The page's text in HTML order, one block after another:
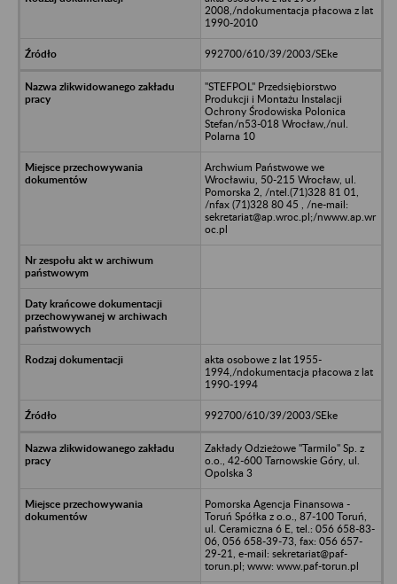
2008,/ndokumentacja płacowa z lat
1990-2010
992700/610/39/2003/SEke
"STEFPOL" Przedsiębiorstwo
Produkcji i Montażu Instalacji
Ochrony Środowiska Polonica
Stefan/n53-018 Wrocław,/nul.
Polarna 10
Archwium Państwowe we
Wrocławiu, 50-215 Wrocław, ul.
Pomorska 2, /ntel.(71)328 81 01,
/nfax (71)328 80 45 , /ne-mail:
sekretariat@ap.wroc.pl;/nwww.ap.wr
oc.pl
akta osobowe z lat 1955-
1994,/ndokumentacja płacowa z lat
1990-1994
992700/610/39/2003/SEke
Zakłady Odzieżowe "Tarmilo" Sp. z
o.o., 42-600 Tarnowskie Góry, ul.
Opolska 3
Pomorska Agencja Finansowa -
Toruń Spółka z o.o., 87-100 Toruń,
ul. Ceramiczna 6 E, tel.: 056 658-83-
06, 056 658-39-73, fax: 056 657-
29-21, e-mail: sekretariat@paf-
torun.pl; www: www.paf-torun.pl